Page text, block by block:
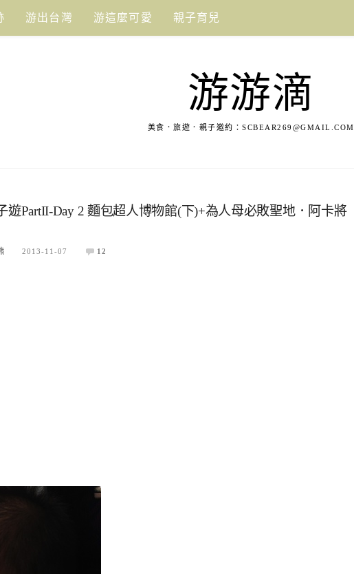
游出台灣 游這麼可愛 親子育兒
游游滴
美食．旅遊．親子邀約： SCBEAR269@GMAIL.COM
遊PartII-Day 2 麵包超人博物館(下)+為人母必敗聖地．阿卡將
2013-11-07 12